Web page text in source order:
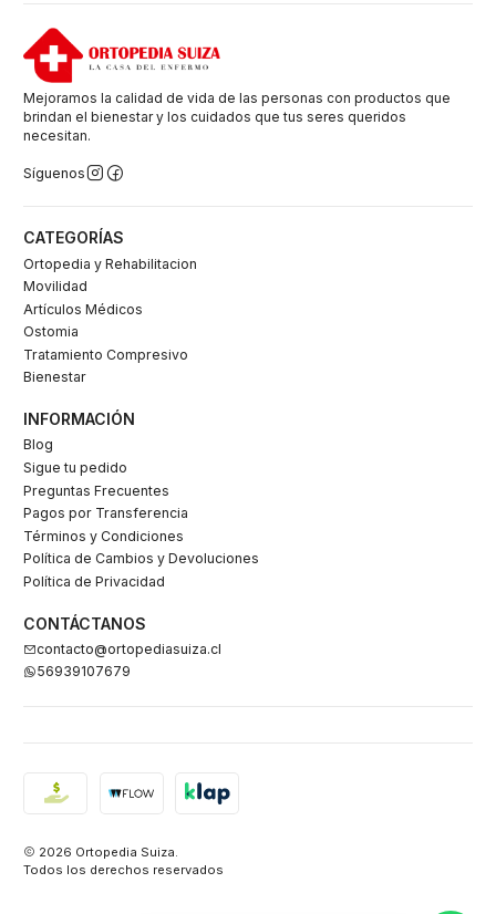
Mejoramos la calidad de vida de las personas con productos que
brindan el bienestar y los cuidados que tus seres queridos
necesitan.
Síguenos
CATEGORÍAS
Ortopedia y Rehabilitacion
Movilidad
Artículos Médicos
Ostomia
Tratamiento Compresivo
Bienestar
INFORMACIÓN
Blog
Sigue tu pedido
Preguntas Frecuentes
Pagos por Transferencia
Términos y Condiciones
Política de Cambios y Devoluciones
Política de Privacidad
CONTÁCTANOS
contacto@ortopediasuiza.cl
56939107679
2026 Ortopedia Suiza.
Todos los derechos reservados